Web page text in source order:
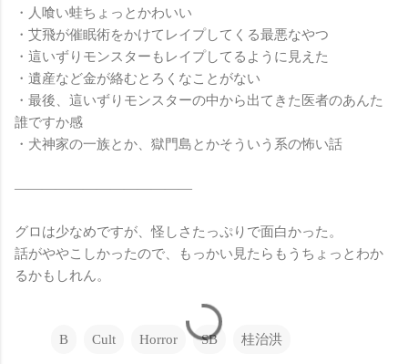
・人喰い蛙ちょっとかわいい
・艾飛が催眠術をかけてレイプしてくる最悪なやつ
・這いずりモンスターもレイプしてるように見えた
・遺産など金が絡むとろくなことがない
・最後、這いずりモンスターの中から出てきた医者のあんた
誰ですか感
・犬神家の一族とか、獄門島とかそういう系の怖い話
—————————————
グロは少なめですが、怪しさたっぷりで面白かった。
話がややこしかったので、もっかい見たらもうちょっとわか
るかもしれん。
B Cult Horror SB 桂治洪